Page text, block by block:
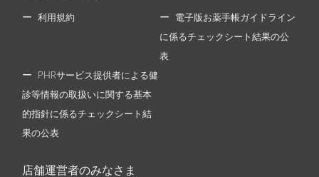
利用規約 電子版お薬手帳ガイドライン
に係るチェックシート結果の公
表
PHRサービス提供者による健
診等情報の取扱いに関する基本
的指針に係るチェックシート結
果の公表
店舗運営者のみなさま